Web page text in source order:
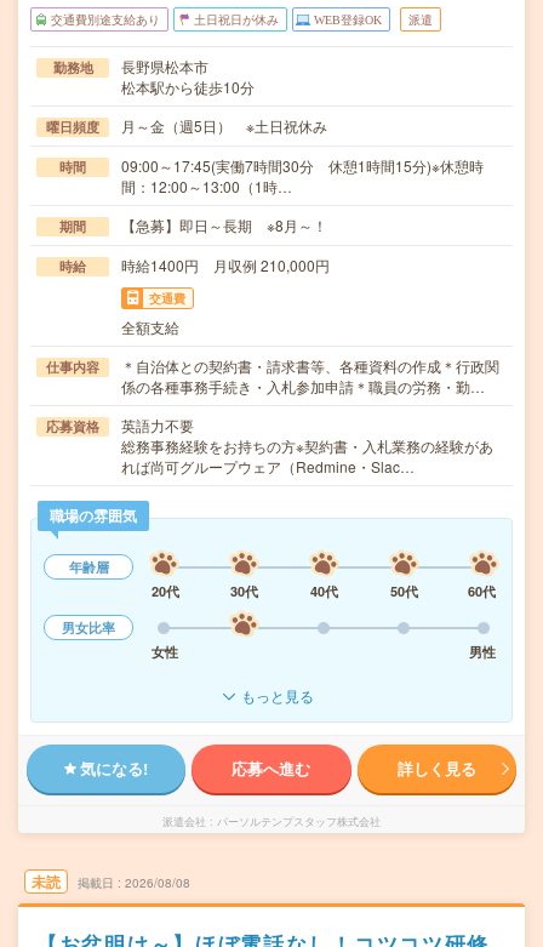
交通費別途支給あり 土日祝日が休み WEB登録OK 派遣
勤務地
長野県松本市
松本駅から徒歩10分
曜日頻度 月～金（週5日） ※土日祝休み
時間
09:00～17:45(実働7時間30分 休憩1時間15分)※休憩時
間：12:00～13:00（1時…
期間 【急募】即日～長期 ※8月～！
時給 時給1400円 月収例 210,000円
交通費
全額支給
仕事内容
＊自治体との契約書・請求書等、各種資料の作成＊行政関
係の各種事務手続き・入札参加申請＊職員の労務・勤…
応募資格
英語力不要
総務事務経験をお持ちの方※契約書・入札業務の経験があ
れば尚可グループウェア（Redmine・Slac…
職場の雰囲気
年齢層
20代
30代 40代 50代
60代
男女比率
女性
男性
もっと見る
気になる! 応募へ進む 詳しく見る
派遣会社 パーソルテンプスタッフ株式会社
未読 掲載日 2026/08/08